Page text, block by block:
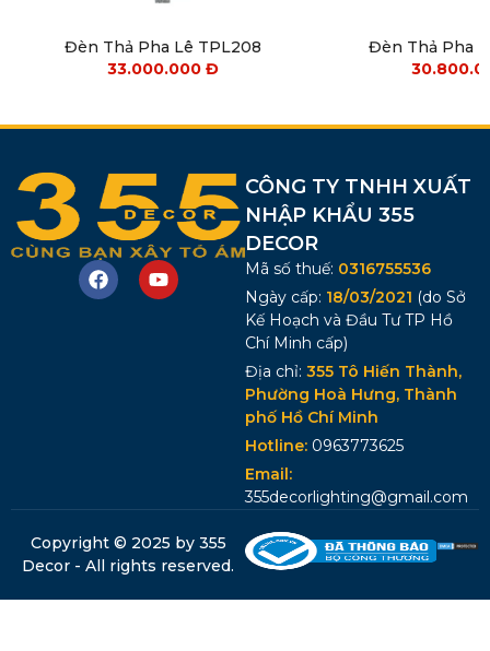
Đèn Thả Pha Lê TPL208
33.000.000Đ
Đèn Thả Pha
CÔNG TY TNHH XUẤT
NHẬP KHẨU 355
DECOR
Mã số thuế: 0316755536
Ngày cấp: 18/03/2021 (do Sở
Kế Hoạch và Đầu Tư TP Hồ
Chí Minh cấp)
Địa chỉ: 355 Tô Hiến Thành,
Phường Hoà Hưng, Thành
phố Hồ Chí Minh
Hotline: 0963773625
Email:
355decorlighting@gmail.com
Copyright © 2025 by 355
Decor - All rights reserved.